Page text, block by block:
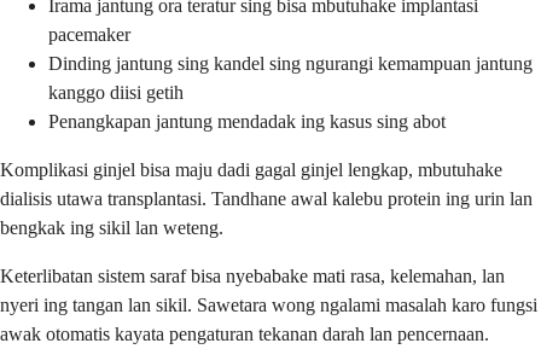
Irama jantung ora teratur sing bisa mbutuhake implantasi
pacemaker
Dinding jantung sing kandel sing ngurangi kemampuan jantung
kanggo diisi getih
Penangkapan jantung mendadak ing kasus sing abot
Komplikasi ginjel bisa maju dadi gagal ginjel lengkap, mbutuhake
dialisis utawa transplantasi. Tandhane awal kalebu protein ing urin lan
bengkak ing sikil lan weteng.
Keterlibatan sistem saraf bisa nyebabake mati rasa, kelemahan, lan
nyeri ing tangan lan sikil. Sawetara wong ngalami masalah karo fungsi
awak otomatis kayata pengaturan tekanan darah lan pencernaan.